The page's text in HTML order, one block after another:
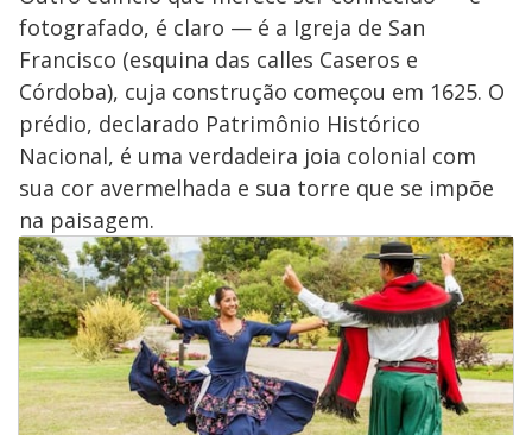
fotografado, é claro — é a Igreja de San
Francisco (esquina das calles Caseros e
Córdoba), cuja construção começou em 1625. O
prédio, declarado Patrimônio Histórico
Nacional, é uma verdadeira joia colonial com
sua cor avermelhada e sua torre que se impõe
na paisagem.